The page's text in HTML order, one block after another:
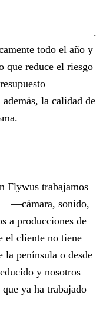
.
todo el año y
que reduce el riesgo
la calidad de
Flywus trabajamos
—cámara, sonido,
a producciones de
el cliente no tiene
la península o desde
y nosotros
ya ha trabajado